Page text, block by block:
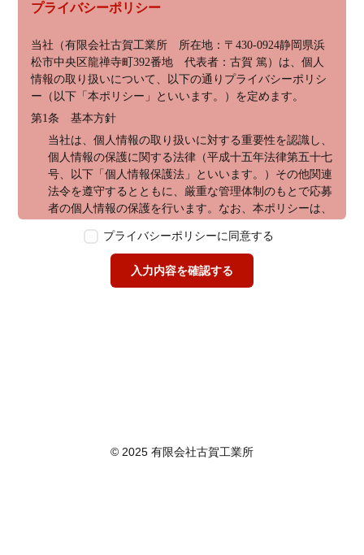
プライバシーポリシー
当社（有限会社古賀工業所　所在地：〒430-0924静岡県浜
松市中央区龍禅寺町392番地　代表者：古賀 篤）は、個人
情報の取り扱いについて、以下の通りプライバシーポリシ
ー（以下「本ポリシー」といいます。）を定めます。
第1条　基本方針
当社は、個人情報の取り扱いに対する重要性を認識し、
個人情報の保護に関する法律（平成十五年法律第五十七
号、以下「個人情報保護法」といいます。）その他関連
法令を遵守するとともに、厳重な管理体制のもとで応募
者の個人情報の保護を行います。なお、本ポリシーは、
のとします。
第2条　個人情報の定義
本ポリシーにおいて「個人情報」とは、個人情報保護法
利用の停止、消去及び第三者への提供の停止を行うこと
プライバシーポリシーに同意する
入力内容を確認する
© 2025 有限会社古賀工業所